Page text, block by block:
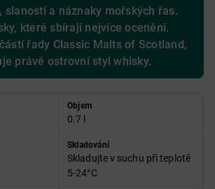
slaností a náznaky mořských řas.
které sbírají nejvíce ocenění.
řady Classic Malts of Scotland,
právě ostrovní styl whisky.
Objem
0.7 l
Skladování
Skladujte v suchu při teplotě
5-24°C